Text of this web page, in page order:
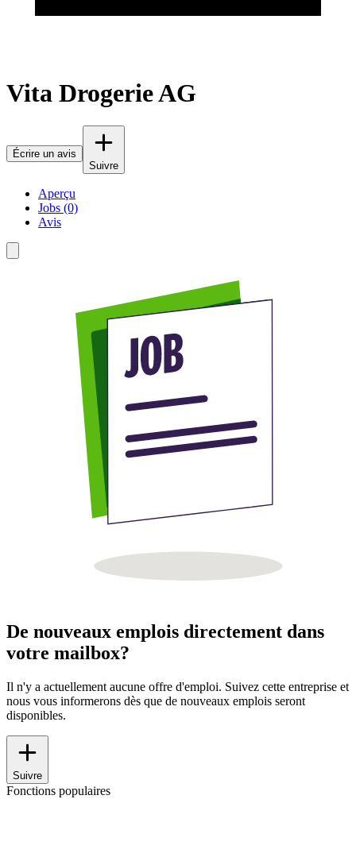
Vita Drogerie AG
Écrire un avis
Suivre
Aperçu
Jobs (0)
Avis
De nouveaux emplois directement dans
votre mailbox?
Il n'y a actuellement aucune offre d'emploi. Suivez cette entreprise et
nous vous informerons dès que de nouveaux emplois seront
disponibles.
Suivre
Fonctions populaires